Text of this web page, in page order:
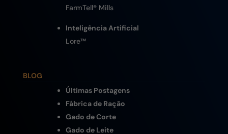
FarmTell® Mills
Inteligência Artificial
Lore™
BLOG
Últimas Postagens
Fábrica de Ração
Gado de Corte
Gado de Leite